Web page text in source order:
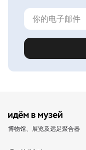
博物馆、展览及远足聚合器